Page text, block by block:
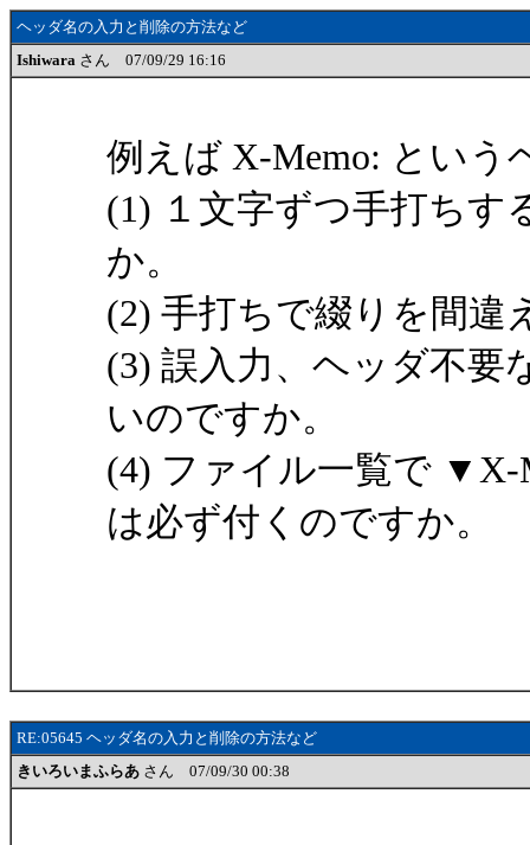
ヘッダ名の入力と削除の方法など
Ishiwara さん 07/09/29 16:16
例えば X-Memo: とい
(1) １文字ずつ手打ちす
か。
(2) 手打ちで綴りを間
(3) 誤入力、ヘッダ不要
いのですか。
(4) ファイル一覧で
は必ず付くのですか。
RE:05645 ヘッダ名の入力と削除の方法など
きいろいまふらあ さん 07/09/30 00:38